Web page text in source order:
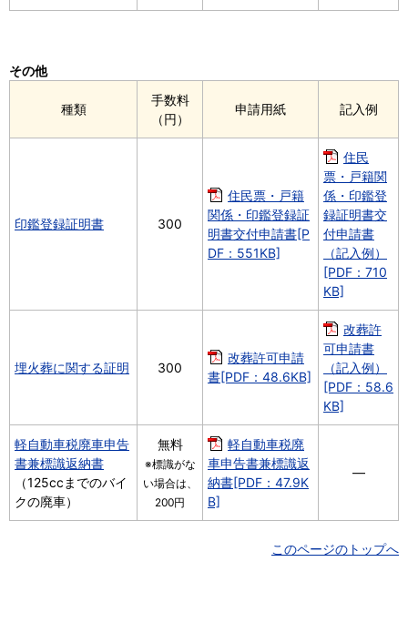
その他
種類
手数料
（円）
申請用紙 記入例
印鑑登録証明書 300
住民票・戸籍
関係・印鑑登録証
明書交付申請書[P
DF：551KB]
住民
票・戸籍関
係・印鑑登
録証明書交
付申請書
（記入例）
[PDF：710
KB]
埋火葬に関する証明 300
改葬許可申請
書[PDF：48.6KB]
改葬許
可申請書
（記入例）
[PDF：58.6
KB]
軽自動車税廃車申告
書兼標識返納書
（125ccまでのバイ
クの廃車）
無料
※標識がな
い場合は、
200円
軽自動車税廃
車申告書兼標識返
納書[PDF：47.9K
B]
―
このページのトップへ